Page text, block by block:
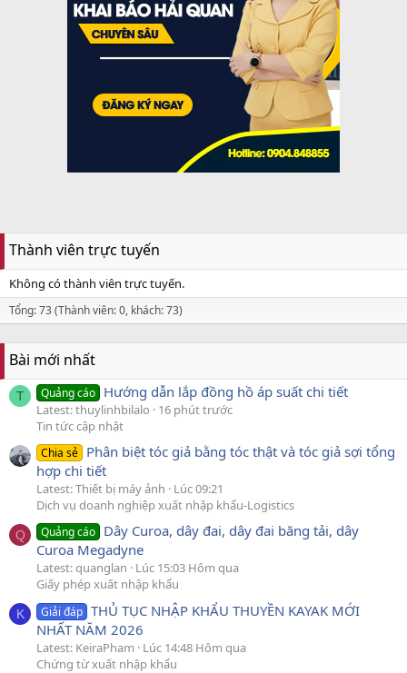
Thành viên trực tuyến
Không có thành viên trực tuyến.
Tổng: 73 (Thành viên: 0, khách: 73)
Bài mới nhất
T Quảng cáo Hướng dẫn lắp đồng hồ áp suất chi tiết
Latest: thuylinhbilalo
16 phút trước
Tin tức cập nhật
Chia sẻ Phân biệt tóc giả bằng tóc thật và tóc giả sợi tổng
hợp chi tiết
Latest: Thiết bị máy ảnh
Lúc 09:21
Dịch vụ doanh nghiệp xuất nhập khẩu-Logistics
Q Quảng cáo Dây Curoa, dây đai, dây đai băng tải, dây
Curoa Megadyne
Latest: quanglan
Lúc 15:03 Hôm qua
Giấy phép xuất nhập khẩu
K Giải đáp THỦ TỤC NHẬP KHẨU THUYỀN KAYAK MỚI
NHẤT NĂM 2026
Latest: KeiraPham
Lúc 14:48 Hôm qua
Chứng từ xuất nhập khẩu